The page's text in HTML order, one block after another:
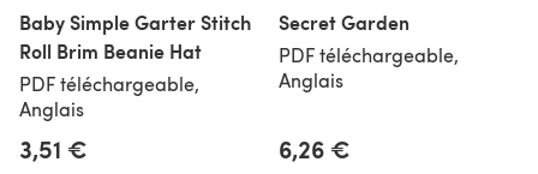
Baby Simple Garter Stitch
Roll Brim Beanie Hat
PDF téléchargeable,
Anglais
3,51 €
Secret Garden
PDF téléchargeable,
Anglais
6,26 €